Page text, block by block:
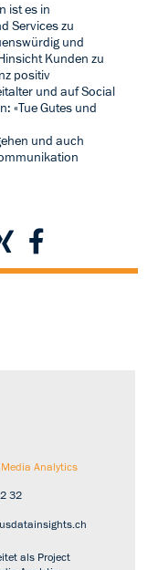
ist es in
Services zu
und
Kunden zu
positiv
und auf Social
«Tue Gutes und
und auch
Analytics
32
als Project